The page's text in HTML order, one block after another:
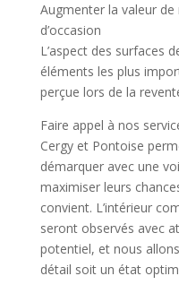
Augmenter la valeur
d’occasion
L’aspect des surfaces
éléments les plus
perçue lors de la
Faire appel à nos
Cergy et Pontoise
démarquer avec une
maximiser leurs
convient. L’intérieur
seront observés avec
potentiel, et nous
détail soit un état